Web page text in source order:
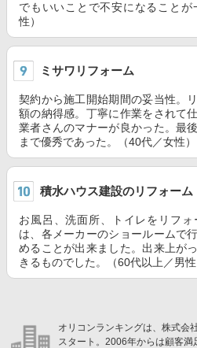
でもいいことで不安になること
性）
ミサワリフォーム
契約から施工開始期間の妥当性。
額の納得感。丁寧に作業をされて
業者さんのマナーが良かった。最
まで優秀であった。（40代／女性）
積水ハウス建設のリフォーム
お風呂、洗面所、トイレをリフ
は、各メーカーのショールームで
めることが出来ました。出来上が
きるものでした。（60代以上／男性
オリコンランキングは、株式会
スタート。2006年からは顧客